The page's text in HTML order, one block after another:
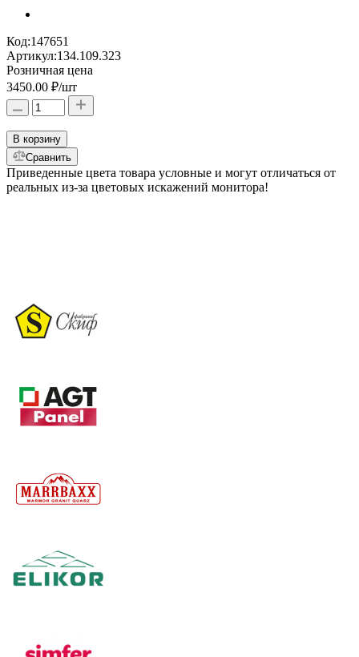
Код:147651
Артикул:134.109.323
Розничная цена
3450.00 ₽/шт
В корзину
Сравнить
Приведенные цвета товара условные и могут отличаться от
реальных из-за цветовых искажений монитора!